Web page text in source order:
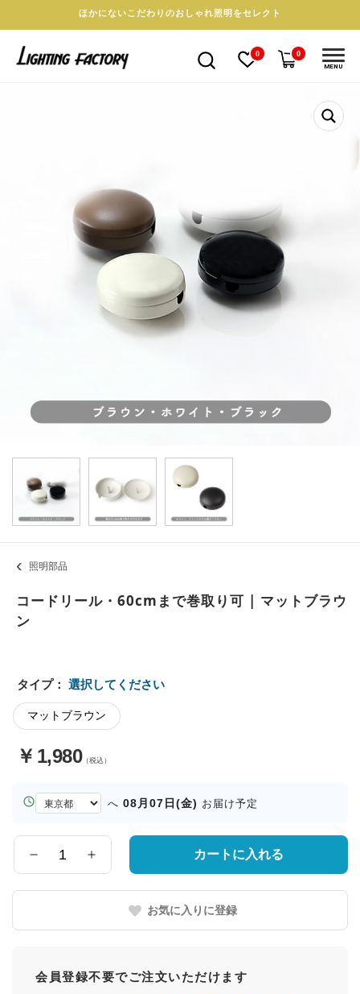
ほかにないこだわりのおしゃれ照明をセレクト
0 0
MENU
照明部品
コードリール・60cmまで巻取り可 | マットブラウ
ン
タイプ： 選択してください
マットブラウン
￥ 1,980（税込）
お
届
県
へ 08月07日(金) お届け予定
量
カートに入れる
お気に入りに登録
会員登録不要でご注文いただけます